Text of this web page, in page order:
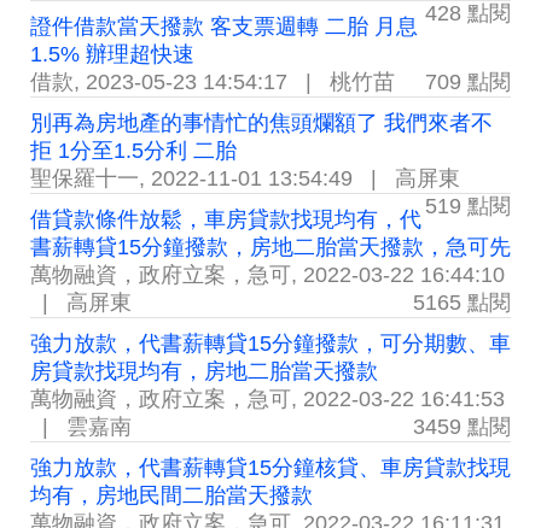
428 點閱
證件借款當天撥款 客支票週轉 二胎 月息
1.5% 辦理超快速
借款, 2023-05-23 14:54:17 桃竹苗
709 點閱
別再為房地產的事情忙的焦頭爛額了 我們來者不
拒 1分至1.5分利 二胎
聖保羅十一, 2022-11-01 13:54:49
高屏東
519 點閱
借貸款條件放鬆，車房貸款找現均有，代
書薪轉貸15分鐘撥款，房地二胎當天撥款，急可先
萬物融資，政府立案，急可, 2022-03-22 16:44:10
高屏東
5165 點閱
強力放款，代書薪轉貸15分鐘撥款，可分期數、車
房貸款找現均有，房地二胎當天撥款
萬物融資，政府立案，急可, 2022-03-22 16:41:53
雲嘉南
3459 點閱
強力放款，代書薪轉貸15分鐘核貸、車房貸款找現
均有，房地民間二胎當天撥款
萬物融資，政府立案，急可, 2022-03-22 16:11:31